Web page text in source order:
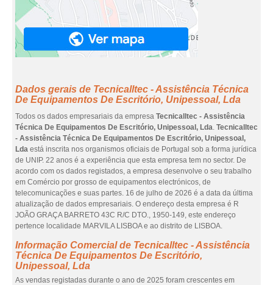
Dados gerais de Tecnicalltec - Assistência Técnica
De Equipamentos De Escritório, Unipessoal, Lda
Todos os dados empresariais da empresa Tecnicalltec - Assistência
Técnica De Equipamentos De Escritório, Unipessoal, Lda. Tecnicalltec
- Assistência Técnica De Equipamentos De Escritório, Unipessoal,
Lda está inscrita nos organismos oficiais de Portugal sob a forma jurídica
de UNIP. 22 anos é a experiência que esta empresa tem no sector. De
acordo com os dados registados, a empresa desenvolve o seu trabalho
em Comércio por grosso de equipamentos electrónicos, de
telecomunicações e suas partes. 16 de julho de 2026 é a data da última
atualização de dados empresariais. O endereço desta empresa é R
JOÃO GRAÇA BARRETO 43C R/C DTO., 1950-149, este endereço
pertence localidade MARVILA LISBOA e ao distrito de LISBOA.
Informação Comercial de Tecnicalltec - Assistência
Técnica De Equipamentos De Escritório,
Unipessoal, Lda
As vendas registadas durante o ano de 2025 foram crescentes em